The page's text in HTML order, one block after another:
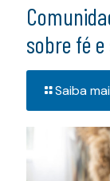
sobre fé
Saiba